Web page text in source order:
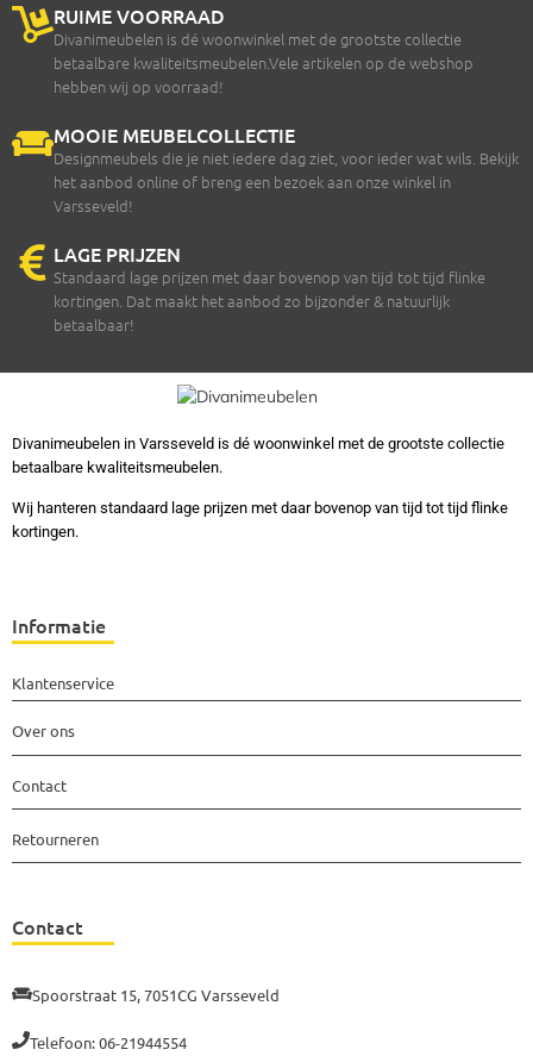
RUIME VOORRAAD
Divanimeubelen is dé woonwinkel met de grootste collectie
betaalbare kwaliteitsmeubelen.Vele artikelen op de webshop
hebben wij op voorraad!
MOOIE MEUBELCOLLECTIE
Designmeubels die je niet iedere dag ziet, voor ieder wat wils. Bekijk
het aanbod online of breng een bezoek aan onze winkel in
Varsseveld!
LAGE PRIJZEN
Standaard lage prijzen met daar bovenop van tijd tot tijd flinke
kortingen. Dat maakt het aanbod zo bijzonder & natuurlijk
betaalbaar!
Divanimeubelen in Varsseveld is dé woonwinkel met de grootste collectie
betaalbare kwaliteitsmeubelen.
Wij hanteren standaard lage prijzen met daar bovenop van tijd tot tijd flinke
kortingen.
Informatie
Klantenservice
Over ons
Contact
Retourneren
Contact
Spoorstraat 15, 7051CG Varsseveld
Telefoon: 06-21944554